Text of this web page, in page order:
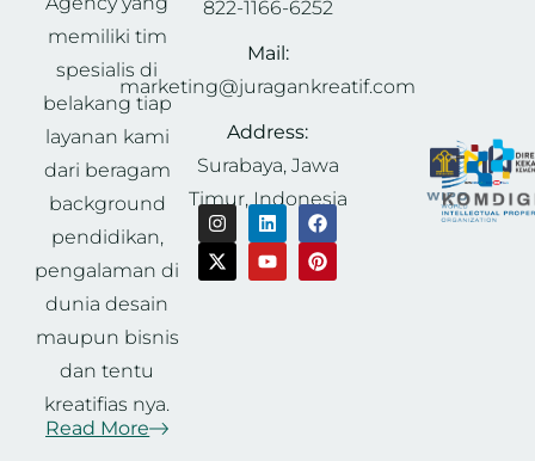
memiliki tim
spesialis di
belakang tiap
layanan kami
dari beragam
background
pendidikan,
pengalaman di
dunia desain
maupun bisnis
dan tentu
kreatifias nya.
Read More
822-1166-6252
Mail:
marketing@juragankreatif.com
Address:
Surabaya, Jawa
Timur, Indonesia